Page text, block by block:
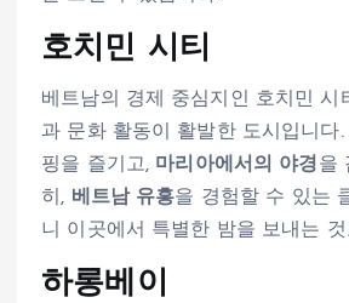
호치민 시티
베트남의 경제 중심지인 호치민 시
과 문화 활동이 활발한 도시입니다.
핑을 즐기고, 마리아에서의 야경을
히, 베트남 유흥을 경험할 수 있는
니 이곳에서 특별한 밤을 보내는
하롱베이